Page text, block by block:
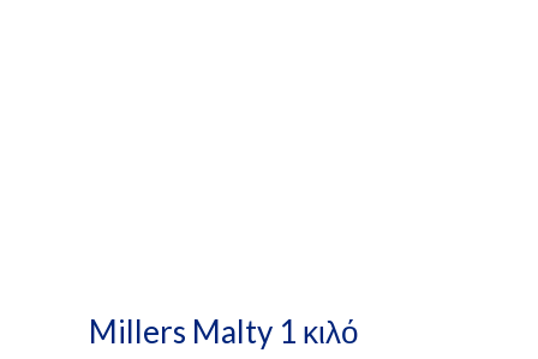
Millers Malty 1 κιλό